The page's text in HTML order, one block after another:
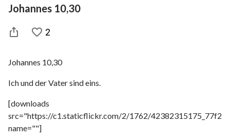
Johannes 10,30
2
Johannes 10,30
Ich und der Vater sind eins.
[downloads
src="https://c1.staticflickr.com/2/1762/
name=""]